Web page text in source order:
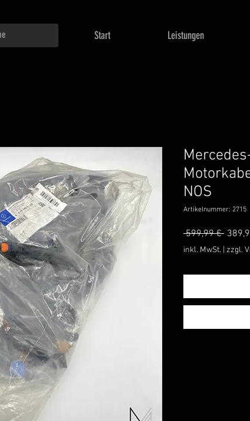
Start Leistungen
NOS
Artikelnummer: 2715
599,99 €
inkl. MwSt. zzgl.